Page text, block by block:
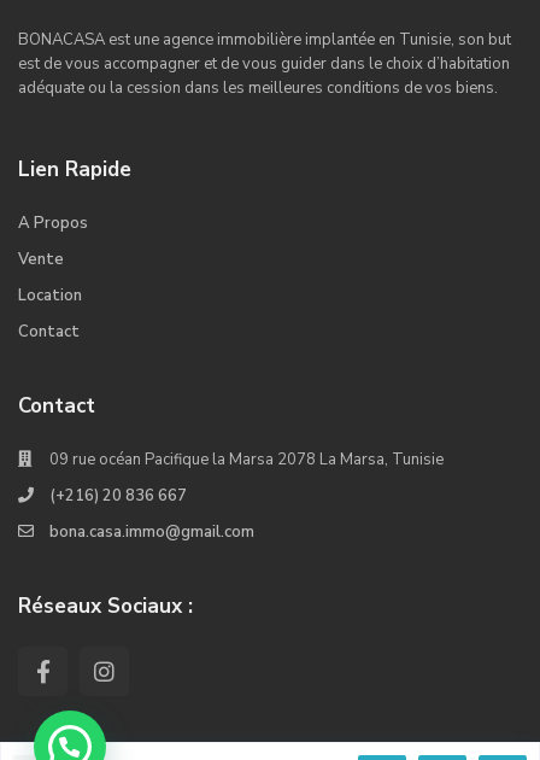
BONACASA est une agence immobilière implantée en Tunisie, son but
est de vous accompagner et de vous guider dans le choix d’habitation
adéquate ou la cession dans les meilleures conditions de vos biens.
Lien Rapide
A Propos
Vente
Location
Contact
Contact
09 rue océan Pacifique la Marsa 2078 La Marsa, Tunisie
(+216) 20 836 667
bona.casa.immo@gmail.com
Réseaux Sociaux :